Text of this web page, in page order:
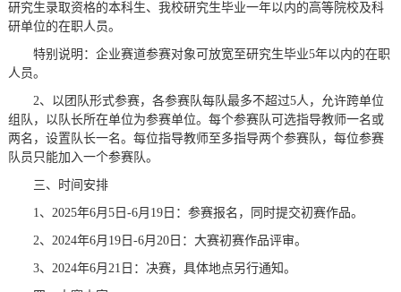
研究生录取资格的本科生、我校研究生毕业一年以内的高等院校及科
研单位的在职人员。
特别说明：企业赛道参赛对象可放宽至研究生毕业5年以内的在职
人员。
2、以团队形式参赛，各参赛队每队最多不超过5人，允许跨单位
组队，以队长所在单位为参赛单位。每个参赛队可选指导教师一名或
两名，设置队长一名。每位指导教师至多指导两个参赛队，每位参赛
队员只能加入一个参赛队。
三、时间安排
1、2025年6月5日-6月19日：参赛报名，同时提交初赛作品。
2、2024年6月19日-6月20日：大赛初赛作品评审。
3、2024年6月21日：决赛，具体地点另行通知。